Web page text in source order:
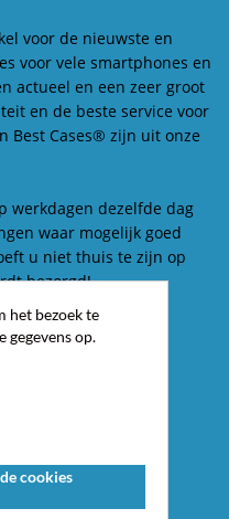
voor de nieuwste en
voor vele smartphones en
actueel en een zeer groot
en de beste service voor
Best Cases® zijn uit onze
werkdagen dezelfde dag
waar mogelijk goed
u niet thuis te zijn op
bezorgd!
het bezoek te
gegevens op.
cookies